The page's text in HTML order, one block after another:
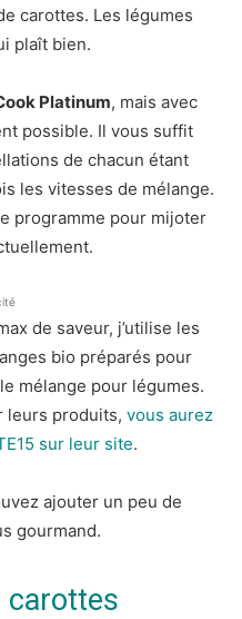
carottes. Les légumes
plaît bien.
Platinum, mais avec
possible. Il vous suffit
de chacun étant
les vitesses de mélange.
programme pour mijoter
de saveur, j’utilise les
bio préparés pour
mélange pour légumes.
leurs produits, vous aurez
sur leur site.
ajouter un peu de
gourmand.
carottes